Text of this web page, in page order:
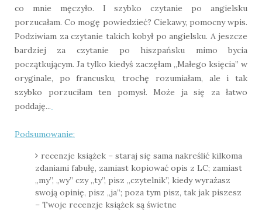
co mnie męczyło. I szybko czytanie po angielsku
porzucałam. Co mogę powiedzieć? Ciekawy, pomocny wpis.
Podziwiam za czytanie takich kobył po angielsku. A jeszcze
bardziej za czytanie po hiszpańsku mimo bycia
początkującym. Ja tylko kiedyś zaczęłam „Małego księcia” w
oryginale, po francusku, trochę rozumiałam, ale i tak
szybko porzuciłam ten pomysł. Może ja się za łatwo
poddaję...
Podsumowanie:
recenzje książek – staraj się sama nakreślić kilkoma
zdaniami fabułę, zamiast kopiować opis z LC; zamiast
„my”, „wy” czy „ty”, pisz „czytelnik”, kiedy wyrażasz
swoją opinię, pisz „ja”; poza tym pisz, tak jak piszesz
– Twoje recenzje książek są świetne